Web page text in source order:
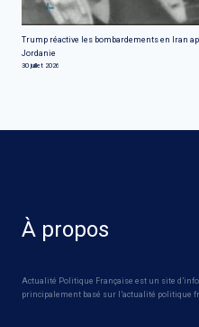
Trump réactive les bombardements en Iran
Jordanie
30 juillet 2026
À propos
Actualité Politique Française est un site
principalement basé sur l’actualité politique